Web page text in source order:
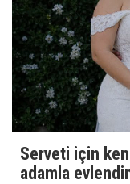
Serveti için
adamla